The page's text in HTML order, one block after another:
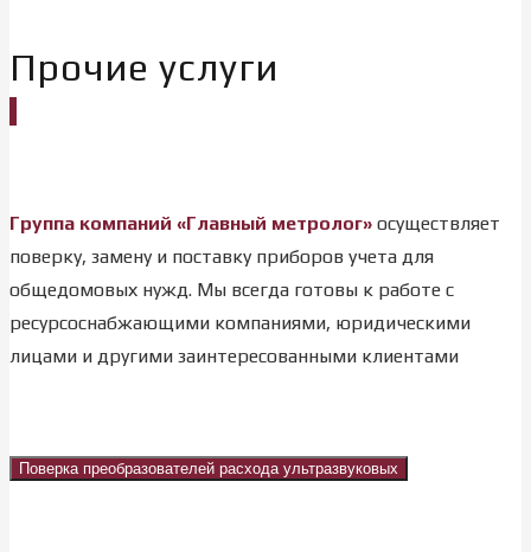
Прочие услуги
Группа компаний «Главный метролог» осуществляет
поверку, замену и поставку приборов учета для
общедомовых нужд. Мы всегда готовы к работе с
ресурсоснабжающими компаниями, юридическими
лицами и другими заинтересованными клиентами
Поверка преобразователей расхода ультразвуковых